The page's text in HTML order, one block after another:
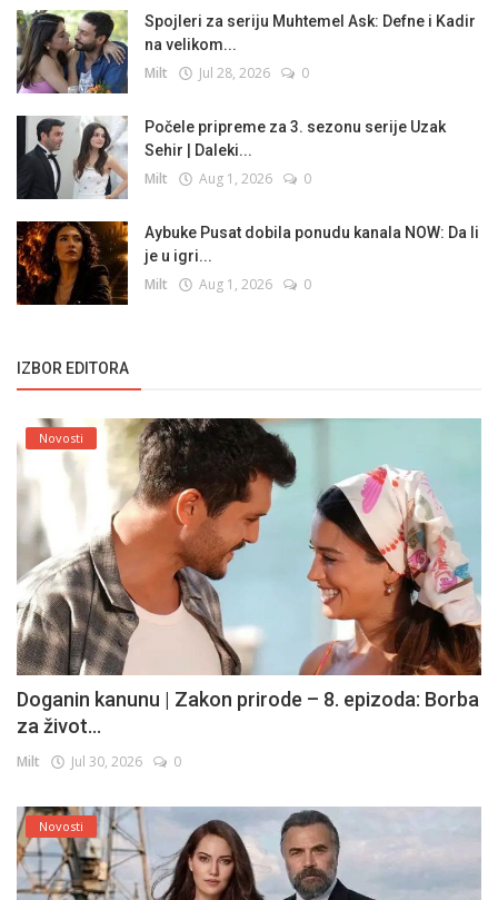
Spojleri za seriju Muhtemel Ask: Defne i Kadir
na velikom...
Milt Jul 28, 2026 0
Počele pripreme za 3. sezonu serije Uzak
Sehir | Daleki...
Milt Aug 1, 2026 0
Aybuke Pusat dobila ponudu kanala NOW: Da li
je u igri...
Milt Aug 1, 2026 0
IZBOR EDITORA
Novosti
Doganin kanunu | Zakon prirode – 8. epizoda: Borba
za život...
Milt Jul 30, 2026 0
Novosti